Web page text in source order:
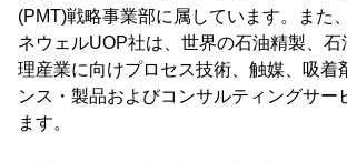
(PMT)戦略事業部に属しています。また
ネウェルUOP社は、世界の石油精製、
理産業に向けプロセス技術、触媒、吸着
ンス・製品およびコンサルティングサー
ます。